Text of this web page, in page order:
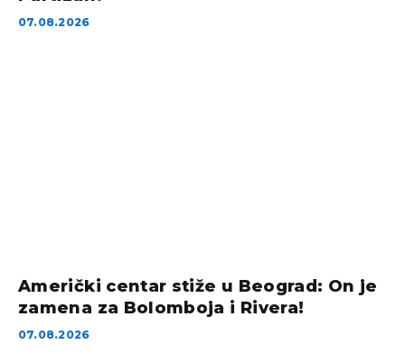
07.08.2026
Američki centar stiže u Beograd: On je
zamena za Bolomboja i Rivera!
07.08.2026